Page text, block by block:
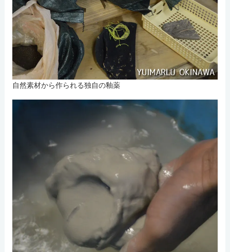
自然素材から作られる独自の釉薬